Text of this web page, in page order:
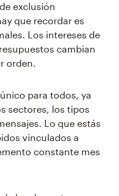
exclusión
que recordar es
Los intereses de
cambian
orden.
para todos, ya
sectores, los tipos
Lo que estás
vinculados a
constante mes